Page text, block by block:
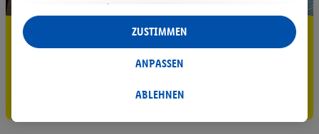
5.95 € Versand sparen³²ᵃ
Jetzt zum Newsletter anmelden
Gutschein sichern!
auch durch Partner (u.a.
Verantwortliche; im Zusammenhang mit dem IAB TCF
insgesamt
Statistik-Erstellung oder für personalisierte Werbung
Datenverarbeitungen für personalisierte Werbung werden
ABLEHNEN
ANPASSEN
ZUSTIMMEN